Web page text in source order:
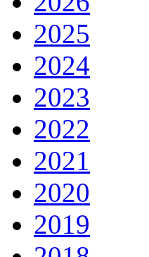
2025
2024
2023
2022
2021
2020
2019